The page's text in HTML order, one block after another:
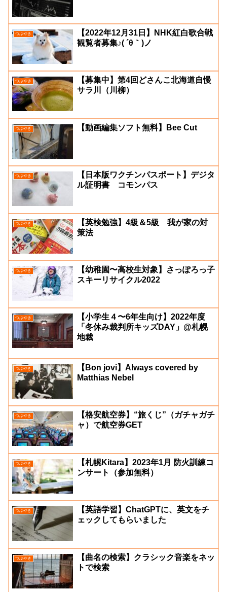
つぶやき
【2022年12月31日】NHK紅白歌合戦
観覧者募集♪( ´θ｀)ノ
つぶやき
【募集中】第4回どさんこ北海道自慢
サラ川（川柳）
つぶやき 【動画編集ソフト無料】Bee Cut
つぶやき
【日本版ワクチンパスポート】デジタ
ル証明書 コモンパス
つぶやき
【英検勉強】4級＆5級 我が家の対
策法
つぶやき
【幼稚園〜高校生対象】さっぽろっ子
スキーリサイクル2022
つぶやき
【小学生４〜6年生向け】2022年度
「冬休み裁判所キッズDAY」@札幌
地裁
つぶやき
【Bon jovi】Always covered by
Matthias Nebel
つぶやき
【格安航空券】“旅くじ”（ガチャガチ
ャ）で航空券GET
つぶやき
【札幌Kitara】2023年1月 防火訓練コ
ンサート（参加無料）
つぶやき
【英語学習】ChatGPTに、英文をチ
ェックしてもらいました
つぶやき
【曲名の検索】クラシック音楽をネッ
トで検索